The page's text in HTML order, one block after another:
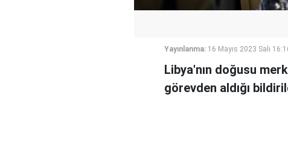
Yayınlanma: 16 Mayıs 2023 Salı
Libya'nın doğusu
görevden aldığı